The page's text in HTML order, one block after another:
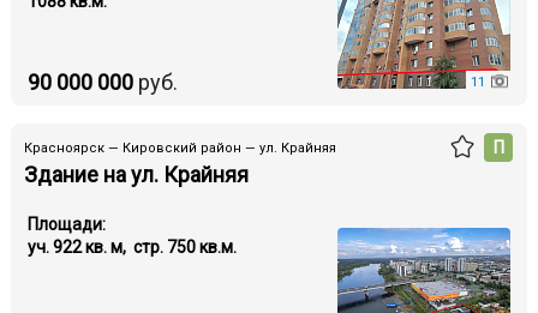
11
90 000 000руб.
Красноярск — Кировский район — ул. Крайняя
Здание на ул. Крайняя
П
Площади:
уч. 922 кв. м, стр. 750 кв.м.